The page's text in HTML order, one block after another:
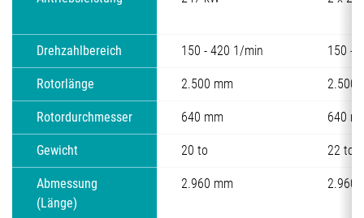
Drehzahlbereich 150 - 420 1/min 150 -
Rotorlänge 2.500 mm 2.500
Rotordurchmesser 640 mm 640
Gewicht 20 to 22 to
Abmessung
(Länge)
2.960 mm 2.960